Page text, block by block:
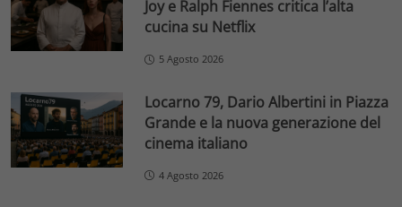
Joy e Ralph Fiennes critica l’alta
cucina su Netflix
5 Agosto 2026
Locarno 79, Dario Albertini in Piazza
Grande e la nuova generazione del
cinema italiano
4 Agosto 2026